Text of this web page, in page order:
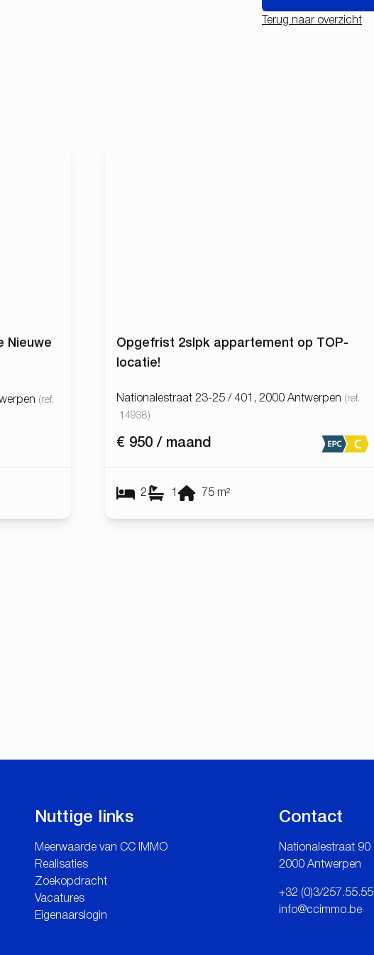
Terug naar overzicht
Nieuwe
(ref.
Opgefrist 2slpk appartement op TOP-
locatie!
Nationalestraat 23-25 / 401, 2000 Antwerpen (ref.
14938)
€ 950 / maand
2 1 75 m²
Nuttige links
Meerwaarde van CC IMMO
Realisaties
Zoekopdracht
Vacatures
Eigenaarslogin
Contact
Nationalestraat 90
2000 Antwerpen
+32 (0)3/257.55.55
info@ccimmo.be